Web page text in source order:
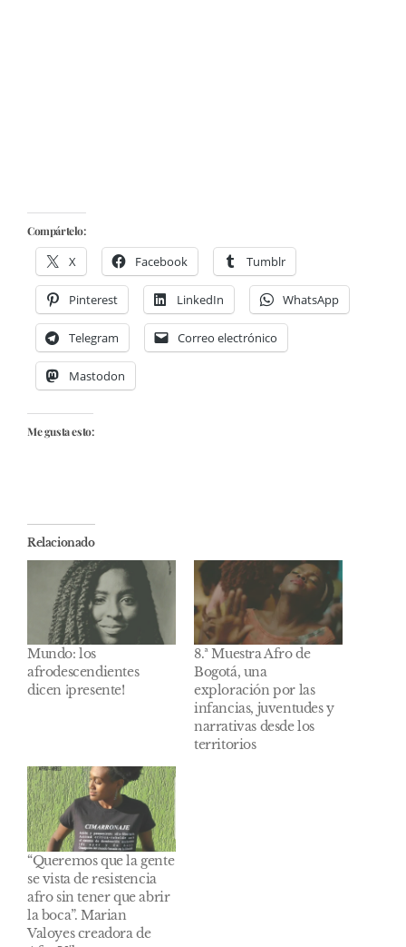
Compártelo:
X Facebook Tumblr
Pinterest LinkedIn WhatsApp
Telegram Correo electrónico
Mastodon
Me gusta esto:
Relacionado
Mundo: los
afrodescendientes
dicen ¡presente!
8.ª Muestra Afro de
Bogotá, una
exploración por las
infancias, juventudes y
narrativas desde los
territorios
“Queremos que la gente
se vista de resistencia
afro sin tener que abrir
la boca”. Marian
Valoyes creadora de